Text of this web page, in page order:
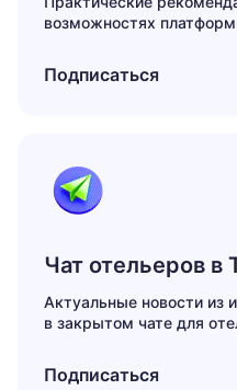
возможностях
Подписаться
Чат отельеров в
Актуальные новости из
в закрытом чате для
Подписаться